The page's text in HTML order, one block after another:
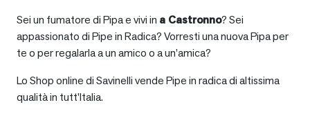
Sei un fumatore di Pipa e vivi in a Castronno? Sei
appassionato di Pipe in Radica? Vorresti una nuova Pipa per
te o per regalarla a un amico o a un’amica?
Lo Shop online di Savinelli vende Pipe in radica di altissima
qualità in tutt’Italia.